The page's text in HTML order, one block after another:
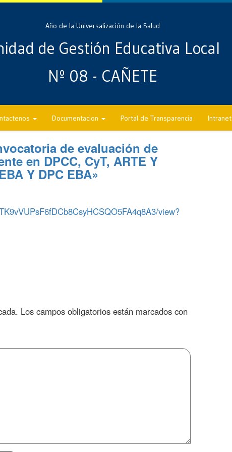
Año de la Universalización de la Salud
de Gestión Educativa Local
Nº 08 - CAÑETE
Documentacion Portal de Transparencia Intranet
de evaluación de
en DPCC, CyT, ARTE Y
Y DPC EBA»
view?
Los campos obligatorios están marcados con